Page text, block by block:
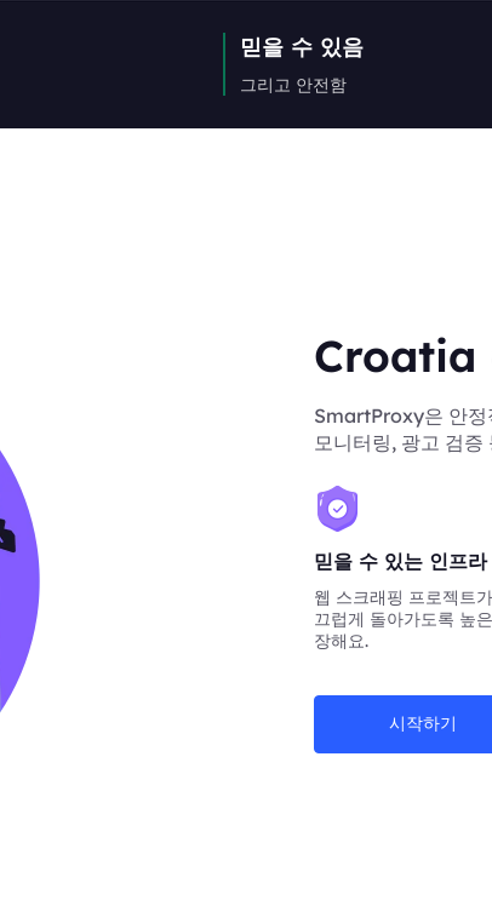
믿을 수 있음
그리고 안전함
Croatia
SmartProxy은 안정
모니터링, 광고 검
믿을 수 있는 인프라
웹 스크래핑 프로젝트
끄럽게 돌아가도록 높
장해요.
시작하기